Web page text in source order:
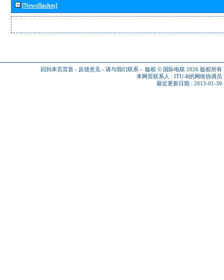
[Newsflashes]
回到本页页首 - 反馈意见 - 请与我们联系 - 版权 © 国际电联 2026 版权所有
本网页联系人 : ITU-R的网络协调员
最近更新日期 : 2013-01-30